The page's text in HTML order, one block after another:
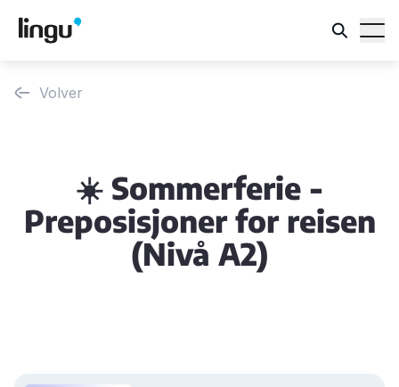
Volver
☀️ Sommerferie -
Preposisjoner for reisen
(Nivå A2)